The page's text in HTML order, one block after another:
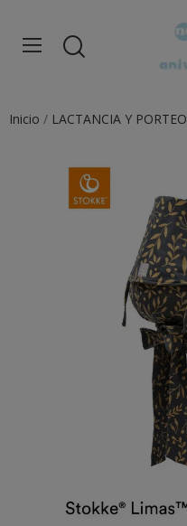
Inicio LACTANCIA Y PORTEO